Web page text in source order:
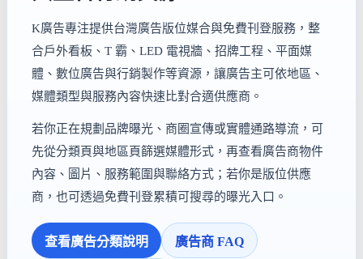
K廣告專注提供台灣廣告版位媒合與免費刊登服務，整
合戶外看板、T 霸、LED 電視牆、招牌工程、平面媒
體、數位廣告與行銷製作等資源，讓廣告主可依地區、
媒體類型與服務內容快速比對合適供應商。
若你正在規劃品牌曝光、商圈宣傳或實體通路導流，可
先從分類頁與地區頁篩選媒體形式，再查看廣告商物件
內容、圖片、服務範圍與聯絡方式；若你是版位供應
商，也可透過免費刊登累積可搜尋的曝光入口。
查看廣告分類說明 廣告商 FAQ